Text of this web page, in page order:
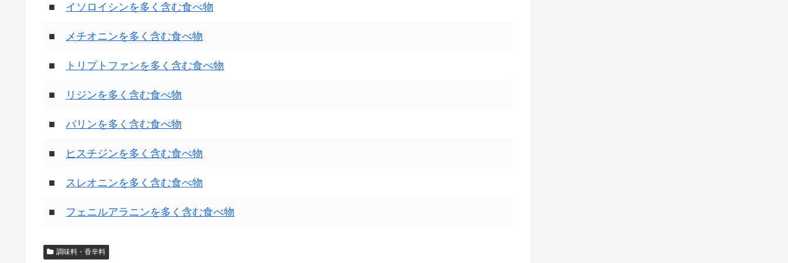
■ イソロイシンを多く含む食べ物
■ メチオニンを多く含む食べ物
■ トリプトファンを多く含む食べ物
■ リジンを多く含む食べ物
■ バリンを多く含む食べ物
■ ヒスチジンを多く含む食べ物
■ スレオニンを多く含む食べ物
■ フェニルアラニンを多く含む食べ物
調味料・香辛料